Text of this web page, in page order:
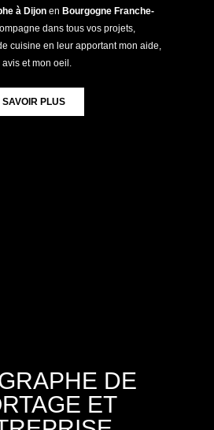
à Dijon en Bourgogne Franche-
dans tous vos projets,
cuisine en leur apportant mon aide,
et mon oeil.
SAVOIR PLUS
DE
ET